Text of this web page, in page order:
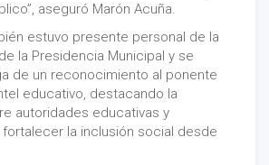
aseguró Marón Acuña.
estuvo presente personal de la
la Presidencia Municipal y se
de un reconocimiento al ponente
educativo, destacando la
autoridades educativas y
la inclusión social desde